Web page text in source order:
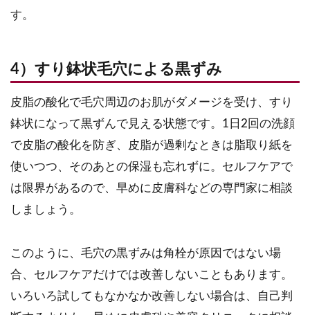
す。
4）すり鉢状毛穴による黒ずみ
皮脂の酸化で毛穴周辺のお肌がダメージを受け、すり
鉢状になって黒ずんで見える状態です。1日2回の洗顔
で皮脂の酸化を防ぎ、皮脂が過剰なときは脂取り紙を
使いつつ、そのあとの保湿も忘れずに。セルフケアで
は限界があるので、早めに皮膚科などの専門家に相談
しましょう。
このように、毛穴の黒ずみは角栓が原因ではない場
合、セルフケアだけでは改善しないこともあります。
いろいろ試してもなかなか改善しない場合は、自己判